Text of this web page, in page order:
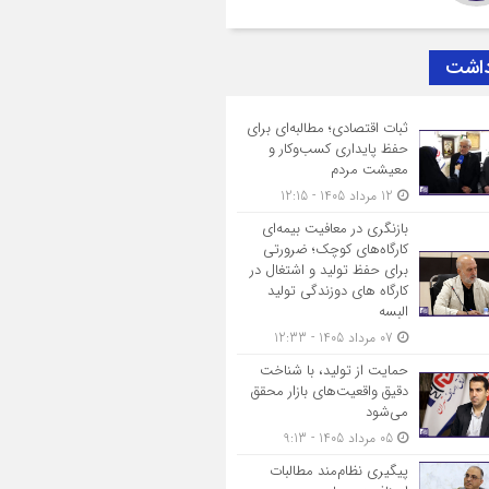
ثبات اقتصادی؛ مطالبه‌ای برای
حفظ پایداری کسب‌وکار و
معیشت مردم
بازنگری در معافیت بیمه‌ای
کارگاه‌های کوچک؛ ضرورتی
برای حفظ تولید و اشتغال در
کارگاه های دوزندگی تولید
البسه
حمایت از تولید، با شناخت
دقیق واقعیت‌های بازار محقق
می‌شود
پیگیری نظام‌مند مطالبات